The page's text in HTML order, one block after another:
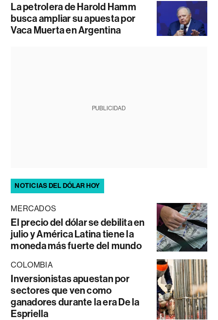
La petrolera de Harold Hamm
busca ampliar su apuesta por
Vaca Muerta en Argentina
PUBLICIDAD
NOTICIAS DEL DÓLAR HOY
MERCADOS
El precio del dólar se debilita en
julio y América Latina tiene la
moneda más fuerte del mundo
COLOMBIA
Inversionistas apuestan por
sectores que ven como
ganadores durante la era De la
Espriella